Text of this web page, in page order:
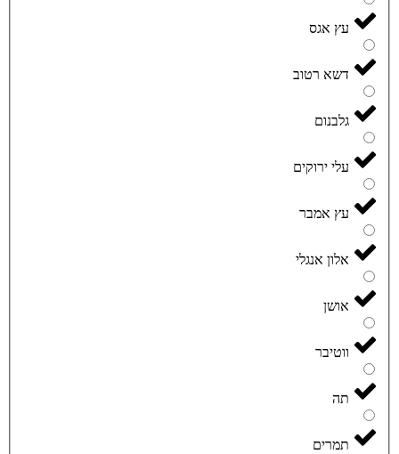
עץ אגס
דשא רטוב
גלבנום
עלי ירוקים
עץ אמבר
אלון אנגלי
אושן
ווטיבר
תה
תמרים